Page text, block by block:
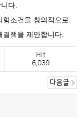
다.
조건을 창의적으로
결책을 제안합니다.
Hit
6,039
다음글